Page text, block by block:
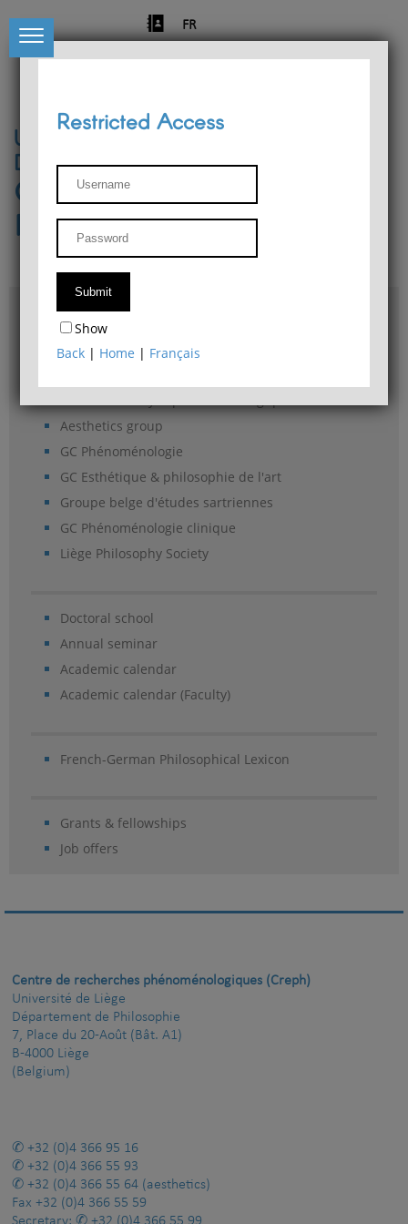
FR
University of Liège
Départment of Philosophy
Center for Phenomenological
Research
Access & maps
Philosophy Department Library
Aesthetics group
GC Phénoménologie
GC Esthétique & philosophie de l'art
Groupe belge d'études sartriennes
GC Phénoménologie clinique
Liège Philosophy Society
Doctoral school
Annual seminar
Academic calendar
Academic calendar (Faculty)
French-German Philosophical Lexicon
Grants & fellowships
Job offers
Restricted Access
Show
Back | Home | Français
Centre de recherches phénoménologiques (Creph)
Université de Liège
Département de Philosophie
7, Place du 20-Août (Bât. A1)
B-4000 Liège
(Belgium)
+32 (0)4 366 95 16
+32 (0)4 366 55 93
+32 (0)4 366 55 64 (aesthetics)
Fax +32 (0)4 366 55 59